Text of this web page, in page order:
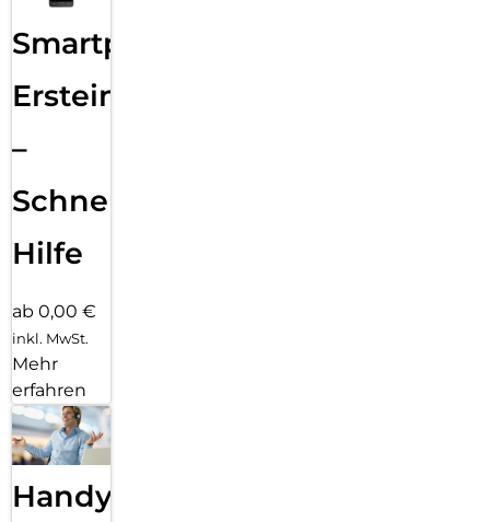
Smartphone
Ersteinrichtung
–
Schnelle
Hilfe
ab 0,00 €
inkl. MwSt.
Mehr
erfahren
Handy